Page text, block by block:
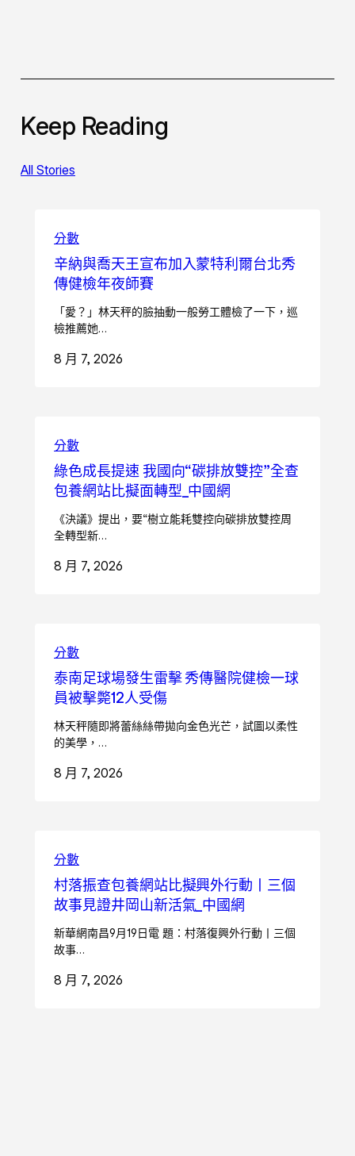
Keep Reading
All Stories
分數
辛納與喬天王宣布加入蒙特利爾台北秀
傳健檢年夜師賽
「愛？」林天秤的臉抽動一般勞工體檢了一下，巡
檢推薦她…
8 月 7, 2026
分數
綠色成長提速 我國向“碳排放雙控”全查
包養網站比擬面轉型_中國網
《決議》提出，要“樹立能耗雙控向碳排放雙控周
全轉型新…
8 月 7, 2026
分數
泰南足球場發生雷擊 秀傳醫院健檢一球
員被擊斃12人受傷
林天秤隨即將蕾絲絲帶拋向金色光芒，試圖以柔性
的美學，…
8 月 7, 2026
分數
村落振查包養網站比擬興外行動丨三個
故事見證井岡山新活氣_中國網
新華網南昌9月19日電 題：村落復興外行動丨三個
故事…
8 月 7, 2026